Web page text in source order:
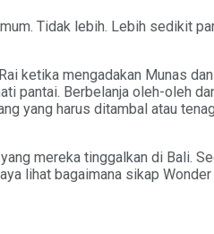
Tidak lebih. Lebih sedikit
ketika mengadakan Munas
pantai. Berbelanja oleh-oleh
yang harus ditambal atau
mereka tinggalkan di Bali.
lihat bagaimana sikap